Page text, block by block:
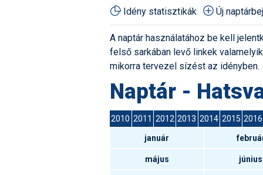
Havazás
Fotók
Idény statisztikák Új
A naptár használatához be kell
felső sarkában levő linkek
mikorra tervezel sízést az idényben.
Naptár -
2010 2011 2012 2013 2014 2015 2016
január
május június